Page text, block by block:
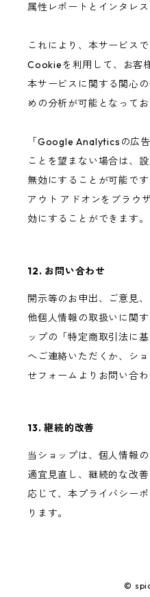
属性レポートとインタレ
これにより、本サービス
Cookieを利用して、お客
本サービスに関する関心
めの分析が可能となってお
「Google Analyticsの広
ことを望まない場合は、
無効にすることが可能で
アウト アドオンをブラウ
効にすることができます。
12. お問い合わせ
開示等のお申出、ご意見
他個人情報の取扱いに関
ップの「特定商取引法に
へご連絡いただくか、シ
せフォームよりお問い合わ
13. 継続的改善
当ショップは、個人情報
適宜見直し、継続的な改
応じて、本プライバシー
ります。
©